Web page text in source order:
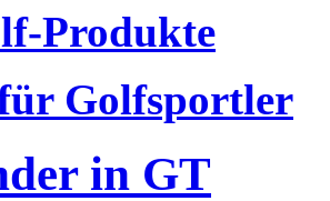
Produkte
Golfsportler
in GT